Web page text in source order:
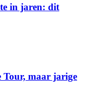
in jaren: dit
maar jarige